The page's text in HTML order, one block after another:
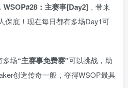
WSOP#28：主赛事[Day2] ，带来
保底！现在每日都有多场Day1可
多场“主赛事免费赛”可以挑战，助
创造传奇一般，夺得WSOP最具